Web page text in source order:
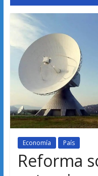
Economía País
Reforma